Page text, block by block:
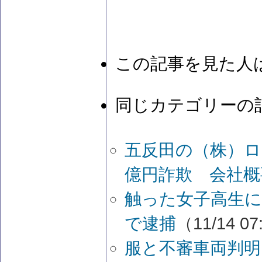
この記事を見た人
同じカテゴリーの
五反田の（株）
億円詐欺 会社
触った女子高生
で逮捕 （11/14
服と不審車両判